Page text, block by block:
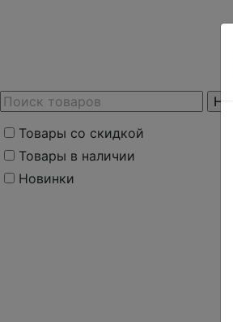
Товары со скидкой
Товары в наличии
Новинки